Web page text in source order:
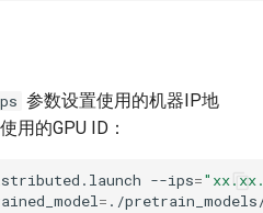
参数设置使用的机器IP地
用的GPU ID：
--ips=
=